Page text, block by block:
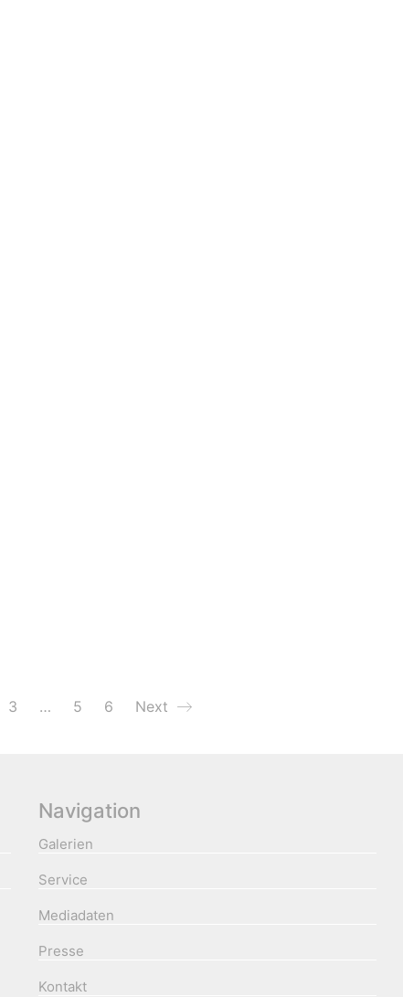
3 … 5 6 Next
Navigation
Galerien
Service
Mediadaten
Presse
Kontakt